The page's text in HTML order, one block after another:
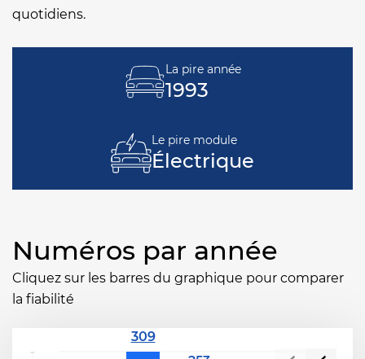
quotidiens.
La pire année
1993
Le pire module
Électrique
Numéros par année
Cliquez sur les barres du graphique pour comparer
la fiabilité